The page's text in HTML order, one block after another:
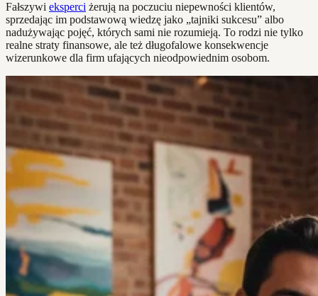
Fałszywi eksperci żerują na poczuciu niepewności klientów,
sprzedając im podstawową wiedzę jako „tajniki sukcesu” albo
nadużywając pojęć, których sami nie rozumieją. To rodzi nie tylko
realne straty finansowe, ale też długofalowe konsekwencje
wizerunkowe dla firm ufających nieodpowiednim osobom.